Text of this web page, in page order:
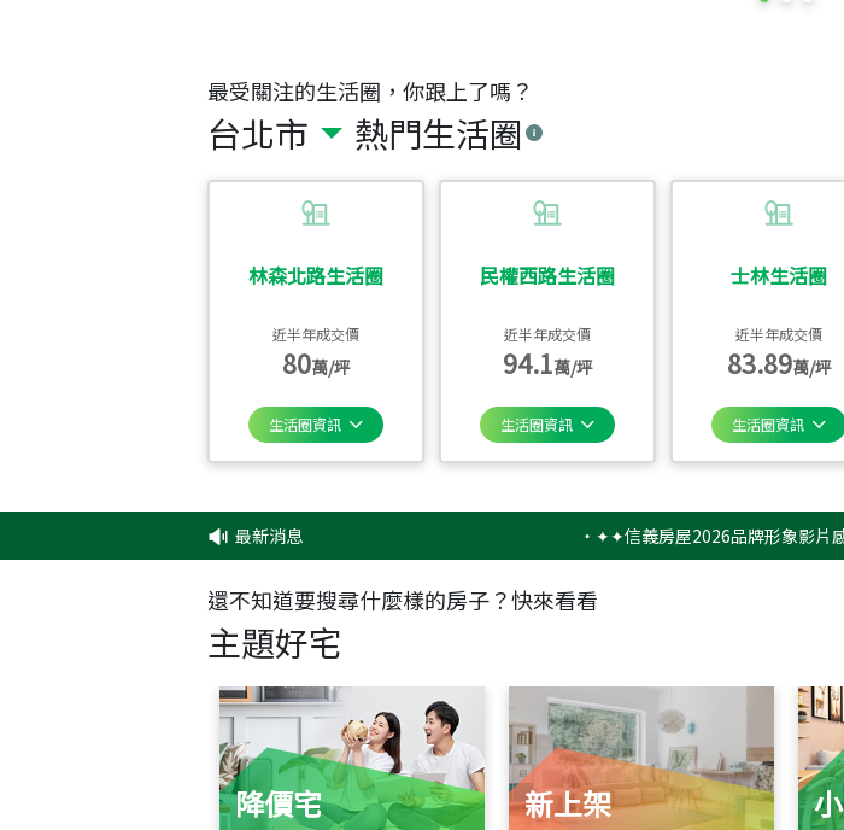
最受關注的生活圈，你跟上了嗎？
台北市 熱門生活圈
林森北路生活圈
近半年成交價
80萬/坪
生活圈資訊
民權西路生活圈
近半年成交價
94.1萬/坪
生活圈資訊
士林生活圈
近半年成交價
83.89萬/坪
生活圈資訊
最新消息 ✦✦信義房屋2026品牌形象影片感動上
還不知道要搜尋什麼樣的房子？快來看看
主題好宅
降價宅 新上架